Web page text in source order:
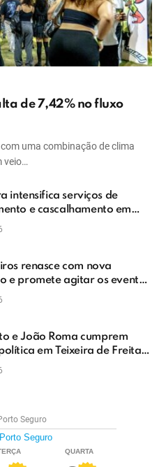
de 7,42% no fluxo
uma combinação de clima
veio…
intensifica serviços de
e cascalhamento em
renasce com nova
e promete agitar os eventos
Sul da Bahia
e João Roma cumprem
em Teixeira de Freitas
projeto para o Extremo Sul
Seguro